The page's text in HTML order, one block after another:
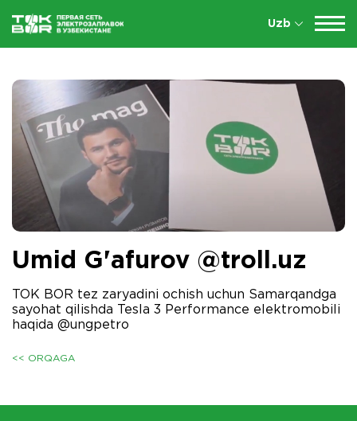
Uzb
Umid G'afurov @troll.uz
TOK BOR tez zaryadini ochish uchun Samarqandga
sayohat qilishda Tesla 3 Performance elektromobili
haqida @ungpetro
<< ORQAGA